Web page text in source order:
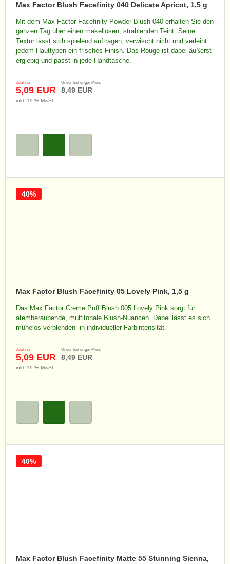
Max Factor Blush Facefinity 040 Delicate Apricot, 1,5 g
Mit dem Max Factor Facefinity Powder Blush 040 erhalten Sie den
ganzen Tag über einen makellosen, strahlenden Teint. Seine
Textur lässt sich spielend auftragen, verwischt nicht und verleiht
jedem Hauttypen ein frisches Finish. Das Rouge ist dabei äußerst
ergiebig und passt in jede Handtasche.
Jetzt nur
5,09 EUR
Unser bisheriger Preis
8,49 EUR
inkl. 19 % MwSt.
Max Factor Blush Facefinity 05 Lovely Pink, 1,5 g
Das Max Factor Creme Puff Blush 005 Lovely Pink sorgt für
atemberaubende, multitonale Blush-Nuancen. Dabei lässt es sich
mühelos verblenden  in individueller Farbintensität.
Jetzt nur
5,09 EUR
Unser bisheriger Preis
8,49 EUR
40%
inkl. 19 % MwSt.
Max Factor Blush Facefinity Matte 55 Stunning Sienna,
40%